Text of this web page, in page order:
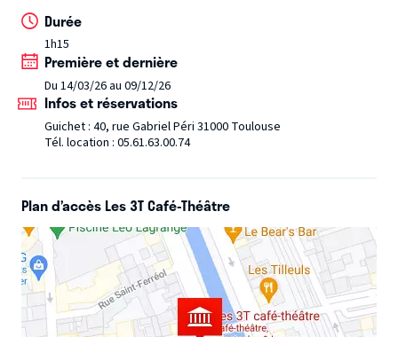
Durée
1h15
Première et dernière
Du 14/03/26 au 09/12/26
Infos et réservations
Guichet : 40, rue Gabriel Péri 31000 Toulouse
Tél. location : 05.61.63.00.74
Plan d’accès Les 3T Café-Théâtre